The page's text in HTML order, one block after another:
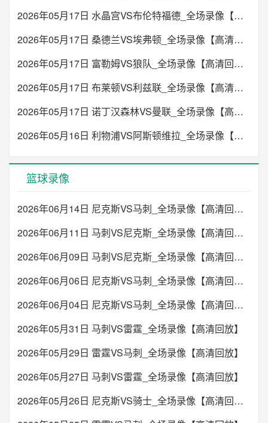
2026年05月17日 水晶宫VS布伦特福德_全场录像【高清回放】
2026年05月17日 桑德兰VS埃弗顿_全场录像【高清回放】
2026年05月17日 富勒姆VS狼队_全场录像【高清回放】
2026年05月17日 布莱顿VS利兹联_全场录像【高清回放】
2026年05月17日 诺丁汉森林VS曼联_全场录像【高清回放】
2026年05月16日 利物浦VS阿斯顿维拉_全场录像【高清回放】
篮球录像
2026年06月14日 尼克斯VS马刺_全场录像【高清回放】
2026年06月11日 马刺VS尼克斯_全场录像【高清回放】
2026年06月09日 马刺VS尼克斯_全场录像【高清回放】
2026年06月06日 尼克斯VS马刺_全场录像【高清回放】
2026年06月04日 尼克斯VS马刺_全场录像【高清回放】
2026年05月31日 马刺VS雷霆_全场录像【高清回放】
2026年05月29日 雷霆VS马刺_全场录像【高清回放】
2026年05月27日 马刺VS雷霆_全场录像【高清回放】
2026年05月26日 尼克斯VS骑士_全场录像【高清回放】